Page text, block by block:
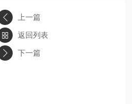
案例
联系
上一篇
返回列表
下一篇